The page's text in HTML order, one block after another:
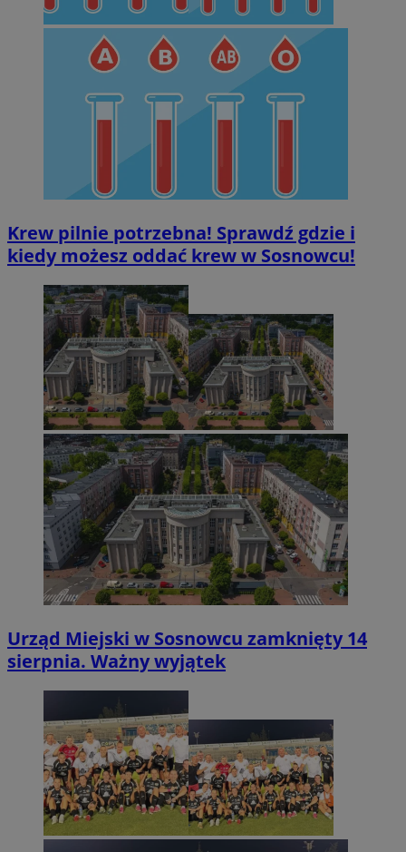
Krew pilnie potrzebna! Sprawdź gdzie i
kiedy możesz oddać krew w Sosnowcu!
Urząd Miejski w Sosnowcu zamknięty 14
sierpnia. Ważny wyjątek